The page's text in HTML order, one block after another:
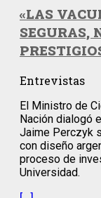
«LAS
SEGURAS,
Entrevistas
El Ministro de
Nación dialogó
Jaime Perczyk
con diseño
proceso de
Universidad.